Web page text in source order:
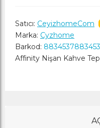
Satıcı: CeyizhomeCom
Marka: Cyzhome
Barkod:
Affinity Nişan Kahve